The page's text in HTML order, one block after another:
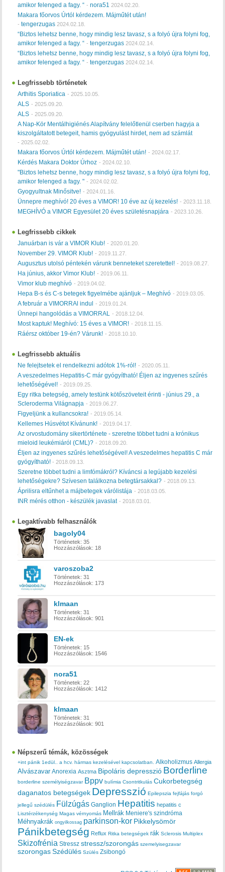
amikor felenged a fagy. “ -nora51 2024.02.20.
Makara főorvos Úrtól kérdezem. Májműtét után!
-tengerzugas 2024.02.18.
“Biztos lehetsz benne, hogy mindig lesz tavasz, s a folyó újra folyni fog,
amikor felenged a fagy. “ -tengerzugas 2024.02.14.
“Biztos lehetsz benne, hogy mindig lesz tavasz, s a folyó újra folyni fog,
amikor felenged a fagy. “ -tengerzugas 2024.02.14.
Legfrissebb történetek
Arthitis Sporiatica - 2025.10.05.
ALS - 2025.09.20.
ALS - 2025.09.20.
A Nap-Kör Mentálhigiénés Alapítvány felelőtlenül cserben hagyja a
kiszolgáltatott betegeit, hamis gyógyulást hirdet, nem ad számlát
- 2025.02.02.
Makara főorvos Úrtól kérdezem. Májműtét után! - 2024.02.17.
Kérdés Makara Doktor Úrhoz - 2024.02.10.
"Biztos lehetsz benne, hogy mindig lesz tavasz, s a folyó újra folyni fog,
amikor felenged a fagy. " - 2024.02.02.
Gyogyultnak Minősitve! - 2024.01.16.
Ünnepre meghívó! 20 éves a VIMOR! 10 éve az új kezelés! - 2023.11.18.
MEGHÍVÓ a VIMOR Egyesület 20 éves születésnapjára - 2023.10.26.
Legfrissebb cikkek
Januárban is vár a VIMOR Klub! - 2020.01.20.
November 29. VIMOR Klub! - 2019.11.27.
Augusztus utolsó péntekén várunk benneteket szeretettel! - 2019.08.27.
Ha június, akkor Vimor Klub! - 2019.06.11.
Vimor klub meghívó - 2019.04.02.
Hepa B-s és C-s betegek figyelmébe ajánljuk – Meghívó - 2019.03.05.
A február a VIMORRAl indul - 2019.01.24.
Ünnepi hangolódás a VIMORRAL - 2018.12.04.
Most kaptuk! Meghívó: 15 éves a VIMOR! - 2018.11.15.
Ráérsz október 19-én? Várunk! - 2018.10.10.
Legfrissebb aktuális
Ne felejtsetek el rendelkezni adótok 1%-ról! - 2020.05.11.
A veszedelmes Hepatitis-C már gyógyítható! Éljen az ingyenes szűrés
lehetőségével! - 2019.09.25.
Egy ritka betegség, amely testünk kötőszöveteit érinti - június 29., a
Scleroderma Világnapja - 2019.06.27.
Figyeljünk a kullancsokra! - 2019.05.14.
Kellemes Húsvétot Kívánunk! - 2019.04.17.
Az orvostudomány sikertörténete - szeretne többet tudni a krónikus
mieloid leukémiáról (CML)? - 2018.09.20.
Éljen az ingyenes szűrés lehetőségével! A veszedelmes hepatitis C már
gyógyítható!- 2018.09.13.
Szeretne többet tudni a limfómákról? Kíváncsi a legújabb kezelési
lehetőségekre? Szívesen találkozna betegtársakkal? - 2018.09.13.
Áprilisra eltűnhet a májbetegek várólistája - 2018.03.05.
INR mérés otthon - készülék javaslat - 2018.03.01.
Legaktívabb felhasználók
bagoly04
Történetek: 35
Hozzászólások: 18
varoszoba2
Történetek: 31
Hozzászólások: 173
klmaan
Történetek: 31
Hozzászólások: 901
EN-ek
Történetek: 15
Hozzászólások: 1546
nora51
Történetek: 22
Hozzászólások: 1412
klmaan
Történetek: 31
Hozzászólások: 901
Népszerű témák, közösségek
+int pánik 1edül.. a hcv. hármas kezelésével kapcsolatban. Alkoholizmus Allergia
Alvászavar Anorexia Asztma Bipoláris depresszió Borderline
borderline személyiségzavar Bppv bulímia Csontritkulás Cukorbetegség
daganatos betegségek Depresszió Epilepszia fejfájás forgó
jellegű szédülés Fülzúgás Ganglion Hepatitis hepatitis c
Lisztérzékenység Magas vérnyomás Mellrák Meniere's szindróma
Méhnyakrák ongyilkossag parkinson-kor Pikkelysömör
Pánikbetegség Reflux Ritka betegségek rák Sclerosis Multiplex
Skizofrénia Stressz stressz/szorongás szemelyisegzavar
szorongas Szédülés Szülés Zsibongó